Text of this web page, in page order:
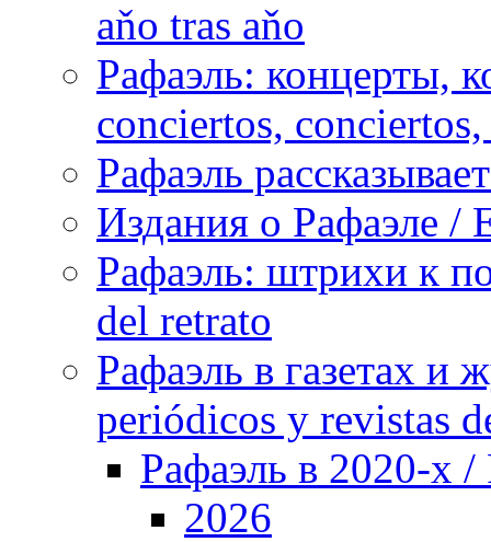
aňo tras aňo
Рафаэль: концерты,
conciertos,
Рафаэль
Издания о Рафаэле /
Рафаэль: штрихи к
del retrato
Рафаэль в газетах и
periódicos y revistas
Рафаэль в 2020-х /
2026